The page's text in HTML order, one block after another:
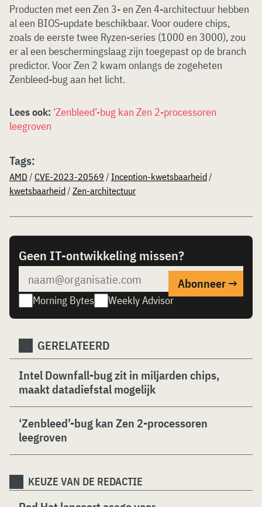
Producten met een Zen 3- en Zen 4-architectuur hebben
al een BIOS-update beschikbaar. Voor oudere chips,
zoals de eerste twee Ryzen-series (1000 en 3000), zou
er al een beschermingslaag zijn toegepast op de branch
predictor. Voor Zen 2 kwam onlangs de zogeheten
Zenbleed-bug aan het licht.
Lees ook: ‘Zenbleed’-bug kan Zen 2-processoren
leegroven
Tags:
AMD / CVE-2023-20569 / Inception-kwetsbaarheid/
kwetsbaarheid/ Zen-architectuur
Geen IT-ontwikkeling missen?
Morning Bytes Weekly Advisor
GERELATEERD
Intel Downfall-bug zit in miljarden chips,
maakt datadiefstal mogelijk
‘Zenbleed’-bug kan Zen 2-processoren
leegroven
KEUZE VAN DE REDACTIE